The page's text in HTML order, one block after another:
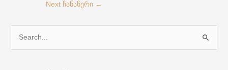
Next ჩანაწერი →